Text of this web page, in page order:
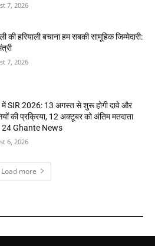
7, 2026
की हरियाली बचाना हम सबकी सामूहिक जिम्मेदारी:
7, 2026
में SIR 2026: 13 अगस्त से शुरू होगी दावे और
की प्रक्रिया, 12 अक्टूबर को अंतिम मतदाता
24 Ghante News
6, 2026
Load more